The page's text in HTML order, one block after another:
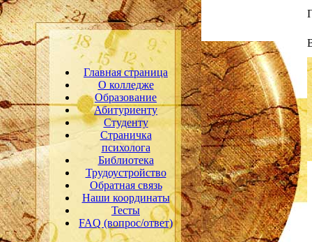
Главная страница
О колледже
Образование
Абитуриенту
Студенту
Страничка
психолога
Библиотека
Трудоустройство
Обратная связь
Наши координаты
Тесты
FAQ (вопрос/ответ)